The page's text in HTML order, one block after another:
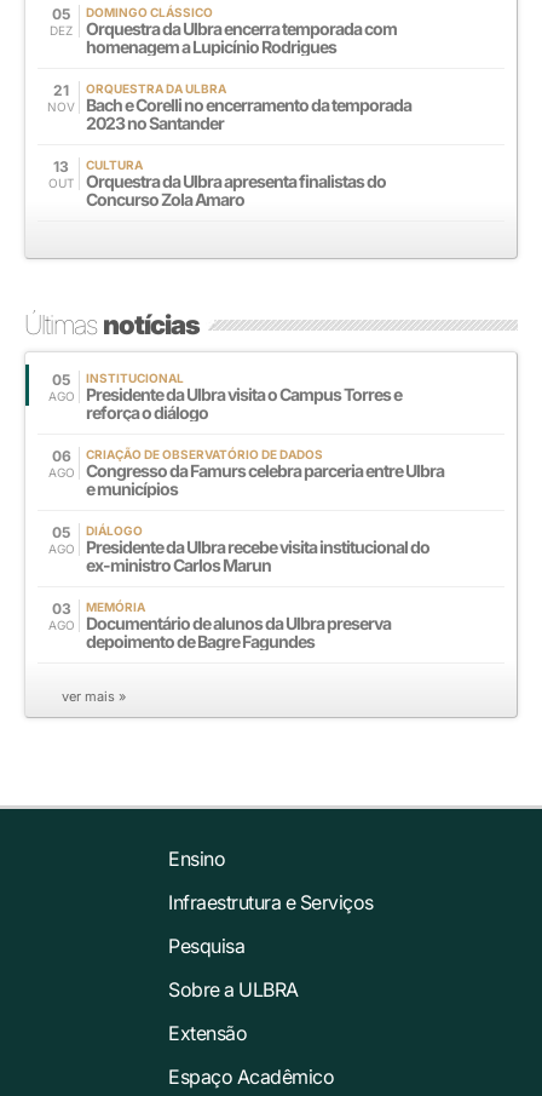
05
DEZ
DOMINGO CLÁSSICO
Orquestra da Ulbra encerra temporada com
homenagem a Lupicínio Rodrigues
21
NOV
ORQUESTRA DA ULBRA
Bach e Corelli no encerramento da temporada
2023 no Santander
13
OUT
CULTURA
Orquestra da Ulbra apresenta finalistas do
Concurso Zola Amaro
Últimasnotícias
05
AGO
INSTITUCIONAL
Presidente da Ulbra visita o Campus Torres e
reforça o diálogo
06
AGO
CRIAÇÃO DE OBSERVATÓRIO DE DADOS
Congresso da Famurs celebra parceria entre Ulbra
e municípios
05
AGO
DIÁLOGO
Presidente da Ulbra recebe visita institucional do
ex-ministro Carlos Marun
03
AGO
MEMÓRIA
Documentário de alunos da Ulbra preserva
depoimento de Bagre Fagundes
ver mais »
Ensino
Infraestrutura e Serviços
Pesquisa
Sobre a ULBRA
Extensão
Espaço Acadêmico